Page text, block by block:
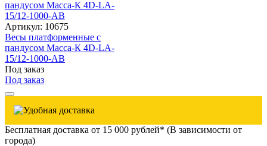
Артикул: 10675
Весы платформенные с
пандусом Масса-К 4D-LA-
15/12-1000-AB
Под заказ
Под заказ
Бесплатная доставка от 15 000 рублей* (В зависимости от
города)